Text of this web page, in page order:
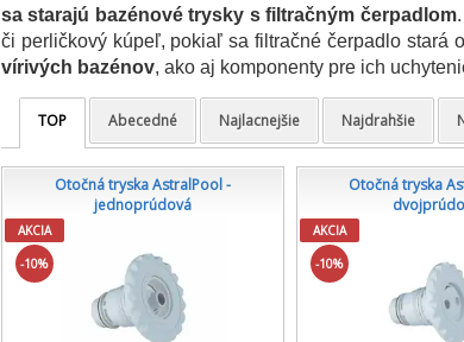
sa starajú bazénové trysky s filtračným čerpadlom
či perličkový kúpeľ, pokiaľ sa filtračné čerpadlo stará
vírivých bazénov, ako aj komponenty pre ich
TOP Abecedné Najlacnejšie Najdrahšie
Otočná tryska AstralPool -
jednoprúdová
AKCIA
-10%
Otočná tryska
AKCIA
-10%